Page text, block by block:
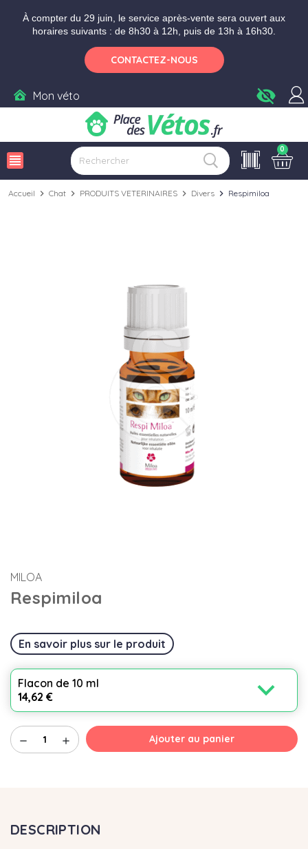
À compter du 29 juin, le service après-vente sera ouvert aux
horaires suivants : de 8h30 à 12h, puis de 13h à 16h30.
CONTACTEZ-NOUS
Mon véto visibility_off
view_headline
0
Accueil chevron_right Chat chevron_right PRODUITS VETERINAIRES chevron_right Divers chevron_right Respimiloa
MILOA
Respimiloa
En savoir plus sur le produit
Flacon de 10 ml
14,62 €
expand_more
remove add Ajouter au panier
DESCRIPTION